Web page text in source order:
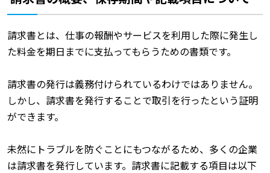
請求書とは、仕事の報酬やサービスを利用した際に発生し
た料金を期日までに支払ってもらうための書類です。
請求書の発行は義務付けられているわけではありません。
しかし、請求書を発行することで取引を行ったという証明
ができます。
未然にトラブルを防ぐことにもつながるため、多くの企業
は請求書を発行しています。請求書に記載する項目は以下